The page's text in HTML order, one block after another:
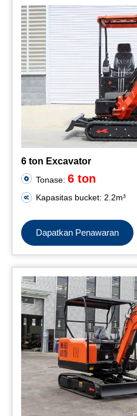
6 ton Excavator
Tonase: 6 ton
Kapasitas bucket: 2.2m³
Dapatkan Penawaran